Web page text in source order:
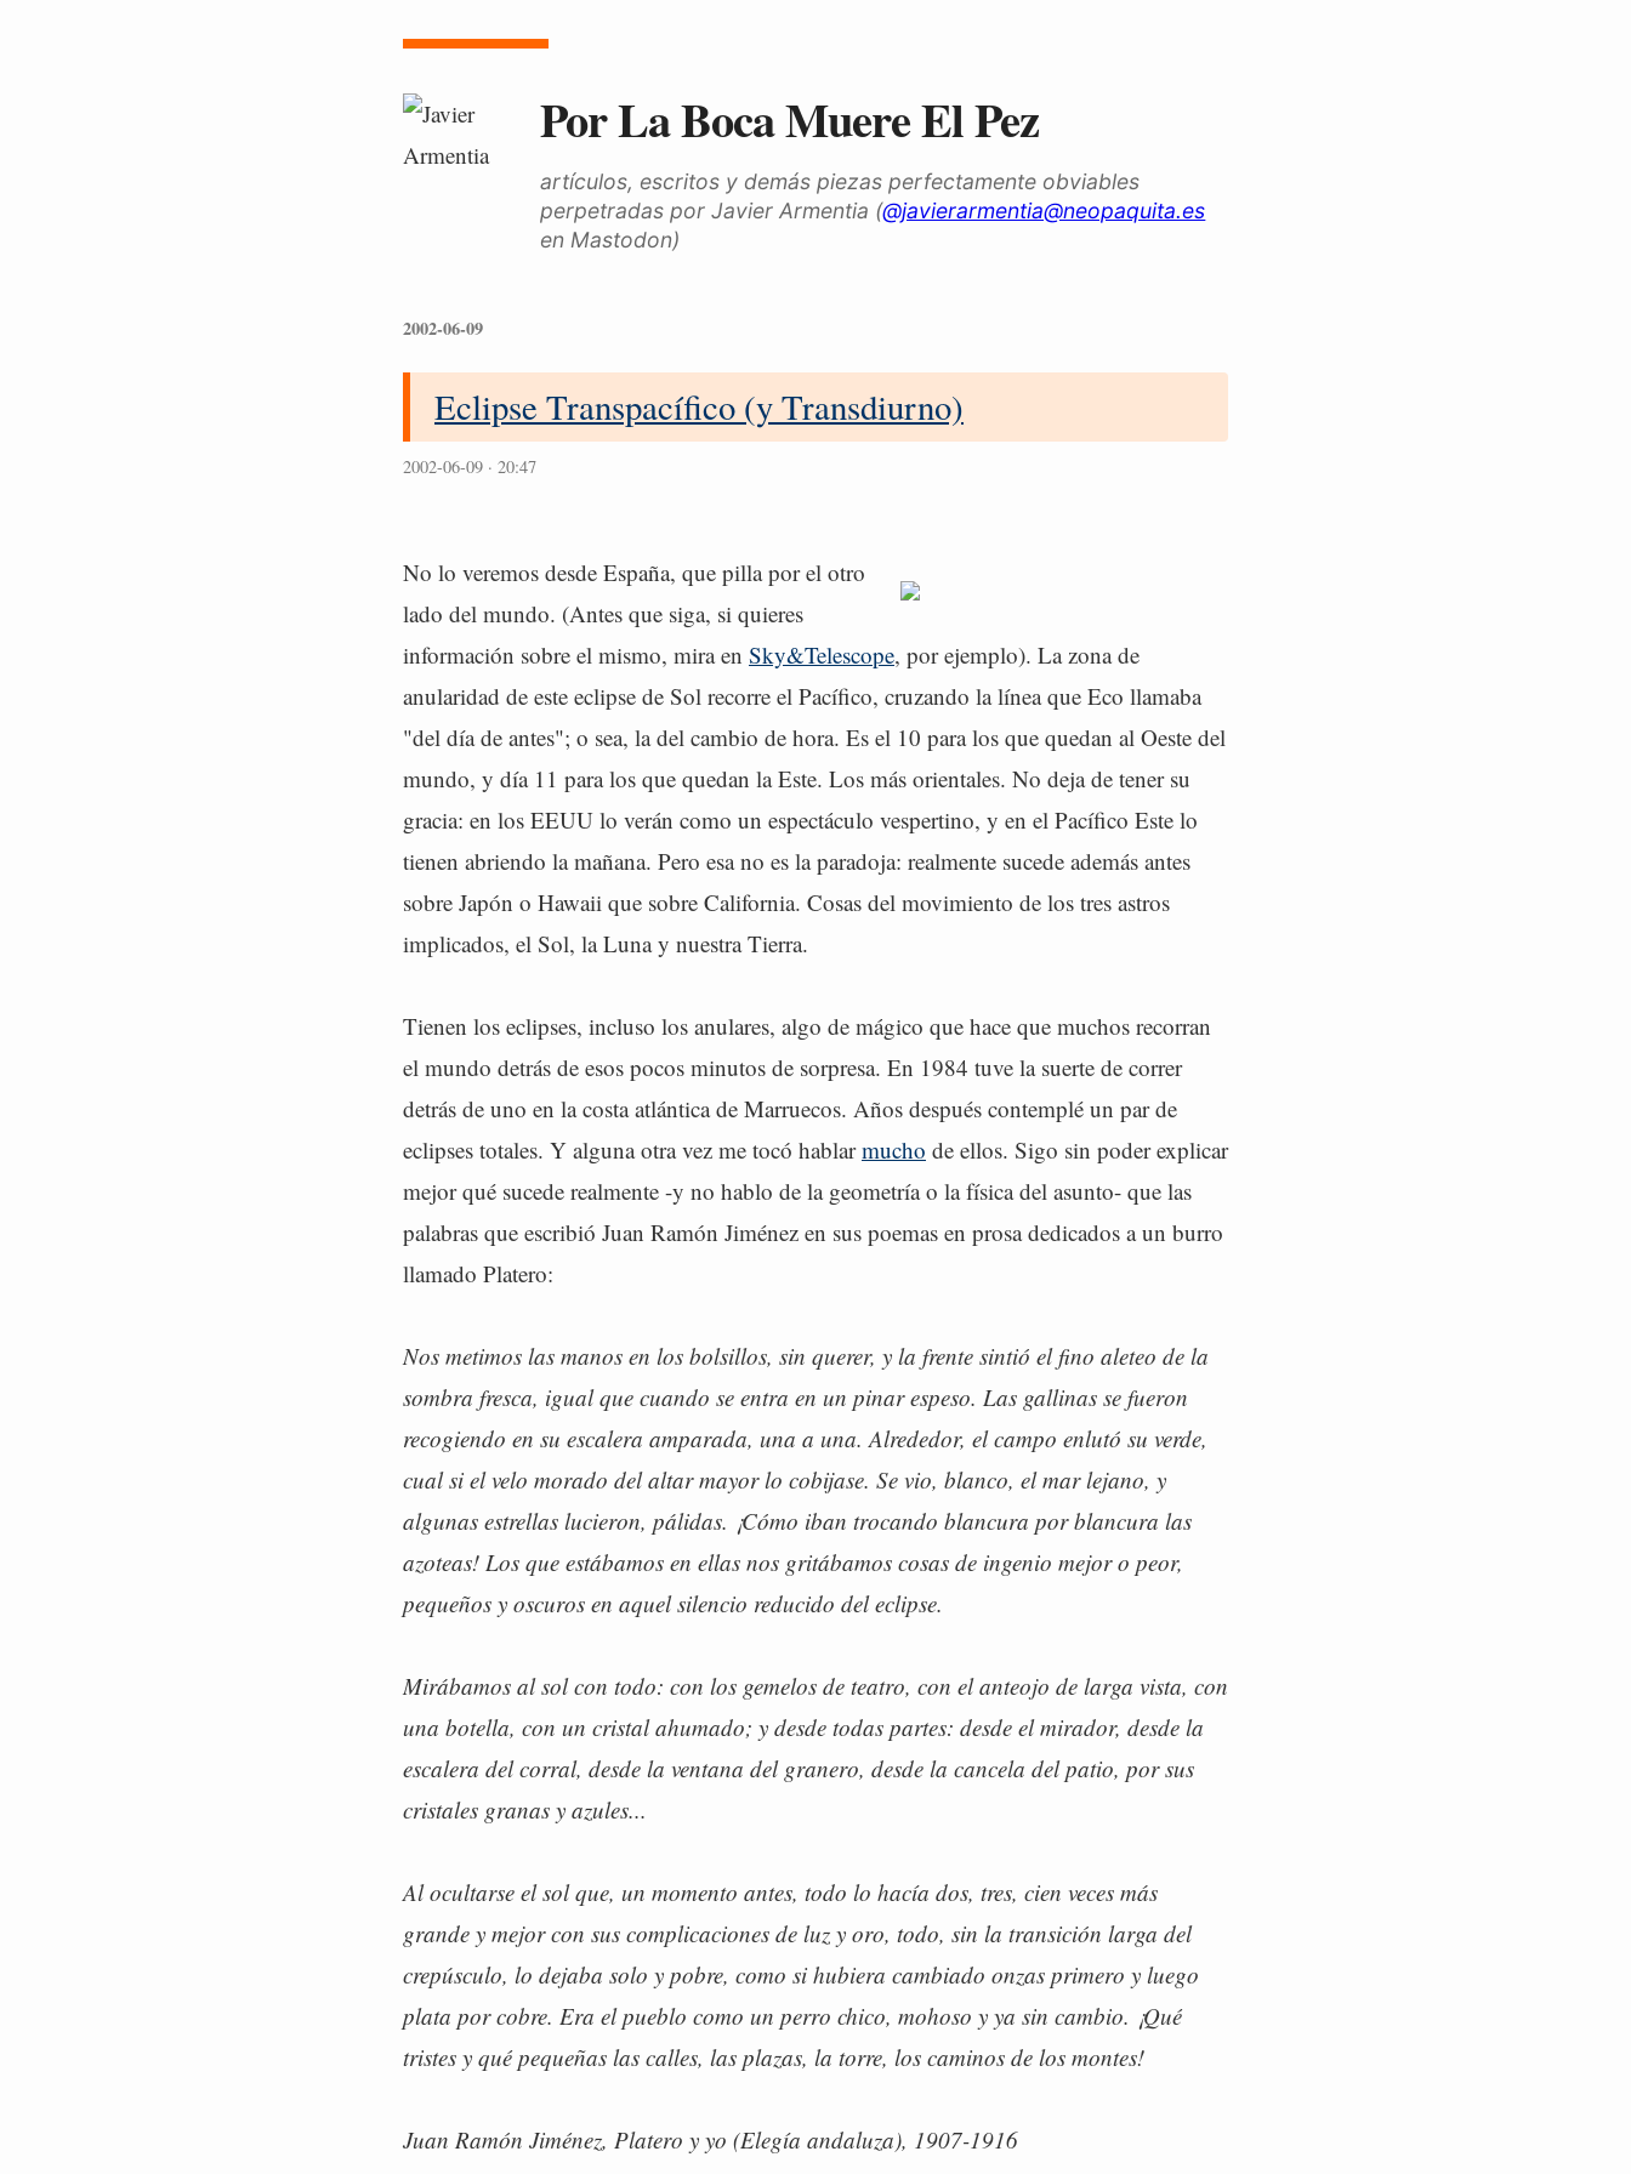
Por La Boca Muere El Pez
artículos, escritos y demás piezas perfectamente obviables
perpetradas por Javier Armentia (@javierarmentia@neopaquita.es
en Mastodon)
2002-06-09
Eclipse Transpacífico (y Transdiurno)
2002-06-09 · 20:47
No lo veremos desde España, que pilla por el otro
lado del mundo. (Antes que siga, si quieres
información sobre el mismo, mira en Sky&Telescope, por ejemplo). La zona de
anularidad de este eclipse de Sol recorre el Pacífico, cruzando la línea que Eco llamaba
"del día de antes"; o sea, la del cambio de hora. Es el 10 para los que quedan al Oeste del
mundo, y día 11 para los que quedan la Este. Los más orientales. No deja de tener su
gracia: en los EEUU lo verán como un espectáculo vespertino, y en el Pacífico Este lo
tienen abriendo la mañana. Pero esa no es la paradoja: realmente sucede además antes
sobre Japón o Hawaii que sobre California. Cosas del movimiento de los tres astros
implicados, el Sol, la Luna y nuestra Tierra.
Tienen los eclipses, incluso los anulares, algo de mágico que hace que muchos recorran
el mundo detrás de esos pocos minutos de sorpresa. En 1984 tuve la suerte de correr
detrás de uno en la costa atlántica de Marruecos. Años después contemplé un par de
eclipses totales. Y alguna otra vez me tocó hablarmucho de ellos. Sigo sin poder explicar
mejor qué sucede realmente -y no hablo de la geometría o la física del asunto- que las
palabras que escribió Juan Ramón Jiménez en sus poemas en prosa dedicados a un burro
llamado Platero:
Nos metimos las manos en los bolsillos, sin querer, y la frente sintió el fino aleteo de la
sombra fresca, igual que cuando se entra en un pinar espeso. Las gallinas se fueron
recogiendo en su escalera amparada, una a una. Alrededor, el campo enlutó su verde,
cual si el velo morado del altar mayor lo cobijase. Se vio, blanco, el mar lejano, y
algunas estrellas lucieron, pálidas. ¡Cómo iban trocando blancura por blancura las
azoteas! Los que estábamos en ellas nos gritábamos cosas de ingenio mejor o peor,
pequeños y oscuros en aquel silencio reducido del eclipse.
Mirábamos al sol con todo: con los gemelos de teatro, con el anteojo de larga vista, con
una botella, con un cristal ahumado; y desde todas partes: desde el mirador, desde la
escalera del corral, desde la ventana del granero, desde la cancela del patio, por sus
cristales granas y azules...
Al ocultarse el sol que, un momento antes, todo lo hacía dos, tres, cien veces más
grande y mejor con sus complicaciones de luz y oro, todo, sin la transición larga del
crepúsculo, lo dejaba solo y pobre, como si hubiera cambiado onzas primero y luego
plata por cobre. Era el pueblo como un perro chico, mohoso y ya sin cambio. ¡Qué
tristes y qué pequeñas las calles, las plazas, la torre, los caminos de los montes!
Juan Ramón Jiménez, Platero y yo (Elegía andaluza), 1907-1916